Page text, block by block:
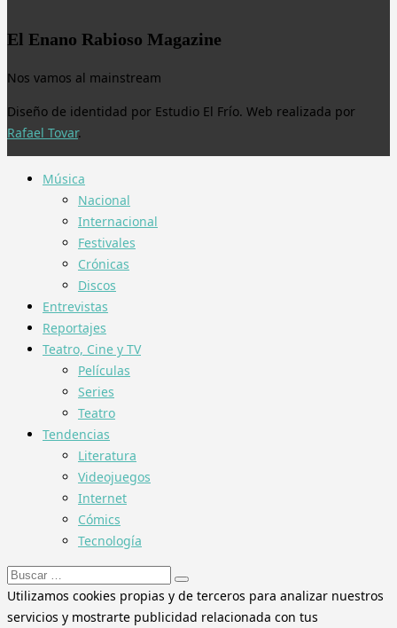
El Enano Rabioso Magazine
Nos vamos al mainstream
Diseño de identidad por Estudio El Frío. Web realizada por
Rafael Tovar.
Música
Nacional
Internacional
Festivales
Crónicas
Discos
Entrevistas
Reportajes
Teatro, Cine y TV
Películas
Series
Teatro
Tendencias
Literatura
Videojuegos
Internet
Cómics
Tecnología
Buscar:
Utilizamos cookies propias y de terceros para analizar nuestros
servicios y mostrarte publicidad relacionada con tus